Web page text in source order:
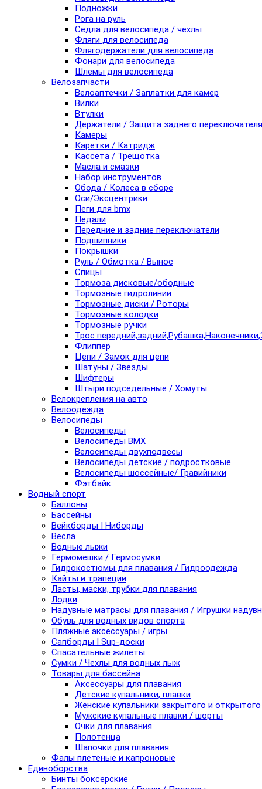
Подножки
Рога на руль
Седла для велосипеда / чехлы
Фляги для велосипеда
Флягодержатели для велосипеда
Фонари для велосипеда
Шлемы для велосипеда
Велозапчасти
Велоаптечки / Заплатки для камер
Вилки
Втулки
Держатели / Защита заднего переключателя
Камеры
Каретки / Катридж
Кассета / Трещотка
Масла и смазки
Набор инструментов
Обода / Колеса в сборе
Оси/Эксцентрики
Пеги для bmx
Педали
Передние и задние переключатели
Подшипники
Покрышки
Руль / Обмотка / Вынос
Спицы
Тормоза дисковые/ободные
Тормозные гидролинии
Тормозные диски / Роторы
Тормозные колодки
Тормозные ручки
Трос
Флиппер
Цепи / Замок для цепи
Шатуны / Звезды
Шифтеры
Штыри подседельные / Хомуты
Велокрепления на авто
Велоодежда
Велосипеды
Велосипеды
Велосипеды BMX
Велосипеды двухподвесы
Велосипеды детские / подростковые
Велосипеды шоссейные/ Гравийники
Фэтбайк
Водный спорт
Баллоны
Бассейны
Вейкборды I Ниборды
Вёсла
Водные лыжи
Гермомешки / Гермосумки
Гидрокостюмы для плавания / Гидроодежда
Кайты и трапеции
Ласты, маски, трубки для плавания
Лодки
Надувные матрасы для плавания / Игрушки
Обувь для водных видов спорта
Пляжные аксессуары / игры
Сапборды I Sup-доски
Спасательные жилеты
Сумки / Чехлы для водных лыж
Товары для бассейна
Аксессуары для плавания
Детские купальники, плавки
Женские купальники закрытого и
Мужские купальные плавки / шорты
Очки для плавания
Полотенца
Шапочки для плавания
Фалы плетеные и капроновые
Единоборства
Бинты боксерские